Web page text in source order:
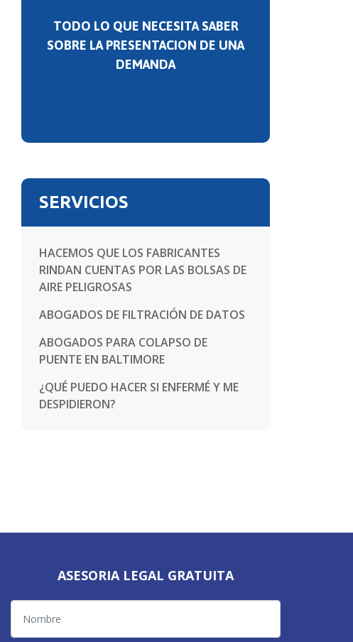
TODO LO QUE NECESITA SABER
SOBRE LA PRESENTACION DE UNA
DEMANDA
SERVICIOS
HACEMOS QUE LOS FABRICANTES
RINDAN CUENTAS POR LAS BOLSAS DE
AIRE PELIGROSAS
ABOGADOS DE FILTRACIÓN DE DATOS
ABOGADOS PARA COLAPSO DE
PUENTE EN BALTIMORE
¿QUÉ PUEDO HACER SI ENFERMÉ Y ME
DESPIDIERON?
ASESORIA LEGAL GRATUITA